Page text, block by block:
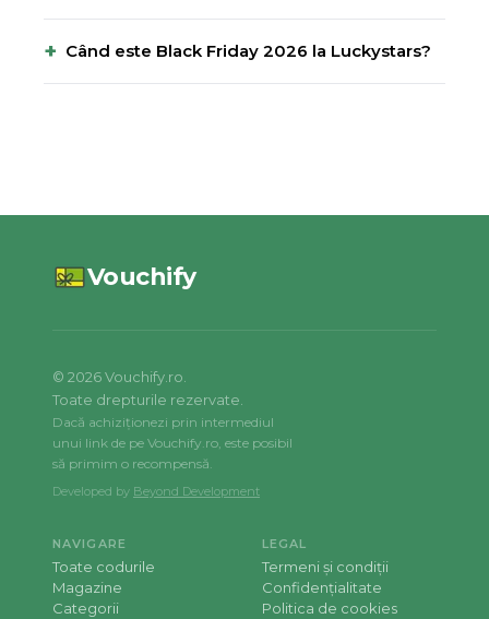
+ Când este Black Friday 2026 la Luckystars?
Vouchify
© 2026Vouchify.ro.
Toate drepturile rezervate.
Dacă achiziționezi prin intermediul
unui link de pe Vouchify.ro, este posibil
să primim o recompensă.
Developed by Beyond Development
NAVIGARE
Toate codurile
Magazine
Categorii
LEGAL
Termeni și condiții
Confidențialitate
Politica de cookies